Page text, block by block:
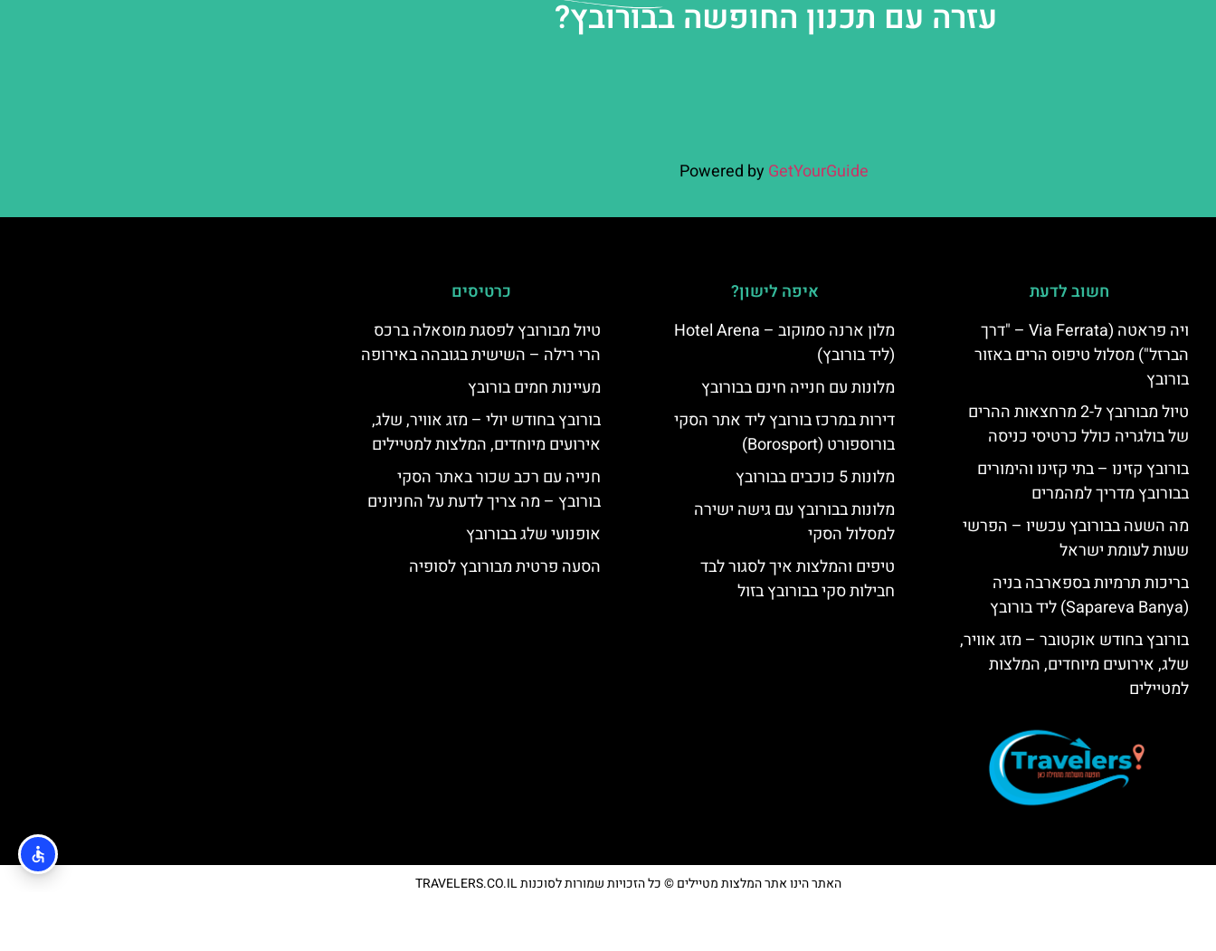
עזרה עם תכנון החופשה בבורובץ?
Powered by GetYourGuide
חשוב לדעת
ויה פראטה (Via Ferrata – "דרך
הברזל") מסלול טיפוס הרים באזור
בורובץ
טיול מבורובץ ל-2 מרחצאות ההרים
של בולגריה כולל כרטיסי כניסה
בורובץ קזינו – בתי קזינו והימורים
בבורובץ מדריך למהמרים
מה השעה בבורובץ עכשיו – הפרשי
שעות לעומת ישראל
בריכות תרמיות בספארבה בניה
(Sapareva Banya) ליד בורובץ
בורובץ בחודש אוקטובר – מזג אוויר,
שלג, אירועים מיוחדים, המלצות
למטיילים
איפה לישון?
מלון ארנה סמוקוב – Hotel Arena
(ליד בורובץ)
מלונות עם חנייה חינם בבורובץ
דירות במרכז בורובץ ליד אתר הסקי
בורוספורט (Borosport)
מלונות 5 כוכבים בבורובץ
מלונות בבורובץ עם גישה ישירה
למסלול הסקי
טיפים והמלצות איך לסגור לבד
חבילות סקי בבורובץ בזול
כרטיסים
טיול מבורובץ לפסגת מוסאלה ברכס
הרי רילה – השישית בגובהה באירופה
מעיינות חמים בורובץ
בורובץ בחודש יולי – מזג אוויר, שלג,
אירועים מיוחדים, המלצות למטיילים
חנייה עם רכב שכור באתר הסקי
בורובץ – מה צריך לדעת על החניונים
אופנועי שלג בבורובץ
הסעה פרטית מבורובץ לסופיה
האתר הינו אתר המלצות מטיילים © כל הזכויות שמורות לסוכנות TRAVELERS.CO.IL